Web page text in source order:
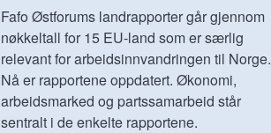
Fafo Østforums landrapporter går gjennom
nøkkeltall for 15 EU-land som er særlig
relevant for arbeidsinnvandringen til Norge.
Nå er rapportene oppdatert. Økonomi,
arbeidsmarked og partssamarbeid står
sentralt i de enkelte rapportene.